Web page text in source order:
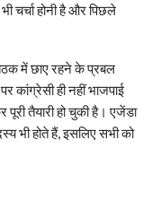
चर्चा होनी है और पिछले
में छाए रहने के प्रबल
कांग्रेसी ही नहीं भाजपाई
पूरी तैयारी हो चुकी है। एजेंडा
भी होते हैं, इसलिए सभी को